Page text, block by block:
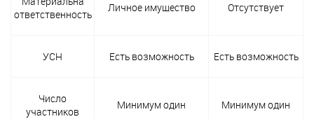
ответственность
Личное имущество Отсутствует
УСН Есть возможность Есть возможность
Число
участников
Минимум один Минимум один